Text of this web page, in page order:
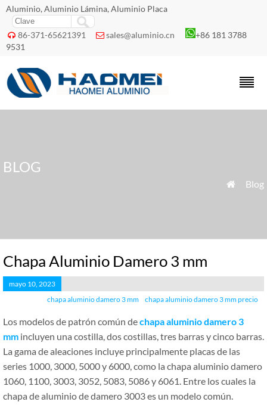
Aluminio, Aluminio Lámina, Aluminio Placa
 86-371-65621391  sales@aluminio.cn
+86 181 3788
9531
BLOG
 Blog
Chapa Aluminio Damero 3 mm
mayo 10, 2023
chapa aluminio damero 3 mm
chapa aluminio damero 3 mm precio
Los modelos de patrón común dechapa aluminio damero 3
mm incluyen una costilla, dos costillas, tres barras y cinco barras.
La gama de aleaciones incluye principalmente placas de las
series 1000, 3000, 5000 y 6000, como la chapa aluminio damero
1060, 1100, 3003, 3052, 5083, 5086 y 6061. Entre los cuales la
chapa de aluminio de damero 3003 es un modelo común.